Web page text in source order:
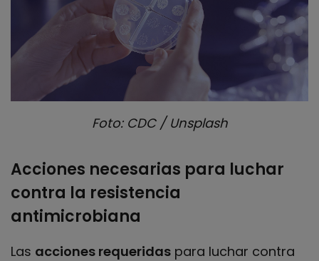
Foto: CDC / Unsplash
Acciones necesarias para luchar
contra la resistencia
antimicrobiana
Las acciones requeridas para luchar contra